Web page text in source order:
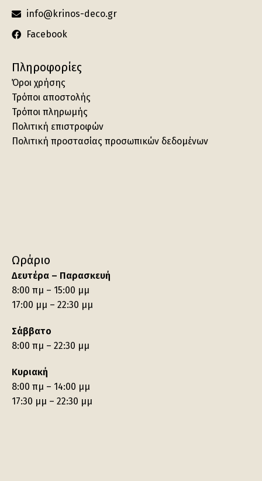
info@krinos-deco.gr
Facebook
Πληροφορίες
Όροι χρήσης
Τρόποι αποστολής
Τρόποι πληρωμής
Πολιτική επιστροφών
Πολιτική προστασίας προσωπικών δεδομένων
Ωράριο
Δευτέρα – Παρασκευή
8:00 πμ – 15:00 μμ
17:00 μμ – 22:30 μμ
Σάββατο
8:00 πμ – 22:30 μμ
Κυριακή
8:00 πμ – 14:00 μμ
17:30 μμ – 22:30 μμ